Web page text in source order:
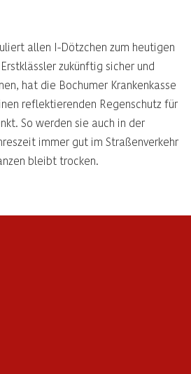
allen I-Dötzchen zum heutigen
zukünftig sicher und
hat die Bochumer Krankenkasse
reflektierenden Regenschutz für
So werden sie auch in der
immer gut im Straßenverkehr
bleibt trocken.